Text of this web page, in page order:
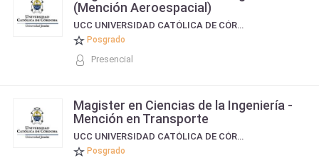
(Mención Aeroespacial)
UCC UNIVERSIDAD CATÓLICA DE CÓRDOBA
Posgrado
Presencial
Magister en Ciencias de la Ingeniería -
Mención en Transporte
UCC UNIVERSIDAD CATÓLICA DE CÓRDOBA
Posgrado